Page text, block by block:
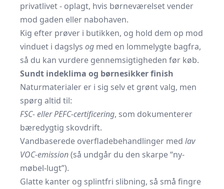
privatlivet - oplagt, hvis børneværelset vender
mod gaden eller nabohaven.
Kig efter prøver i butikken, og hold dem op mod
vinduet i dagslys og med en lommelygte bagfra,
så du kan vurdere gennemsigtigheden før køb.
Sundt indeklima og børnesikker finish
Naturmaterialer er i sig selv et grønt valg, men
spørg altid til:
FSC- eller PEFC-certificering, som dokumenterer
bæredygtig skovdrift.
Vandbaserede overfladebehandlinger med lav
VOC-emission(så undgår du den skarpe “ny-
møbel-lugt”).
Glatte kanter og splintfri slibning, så små fingre